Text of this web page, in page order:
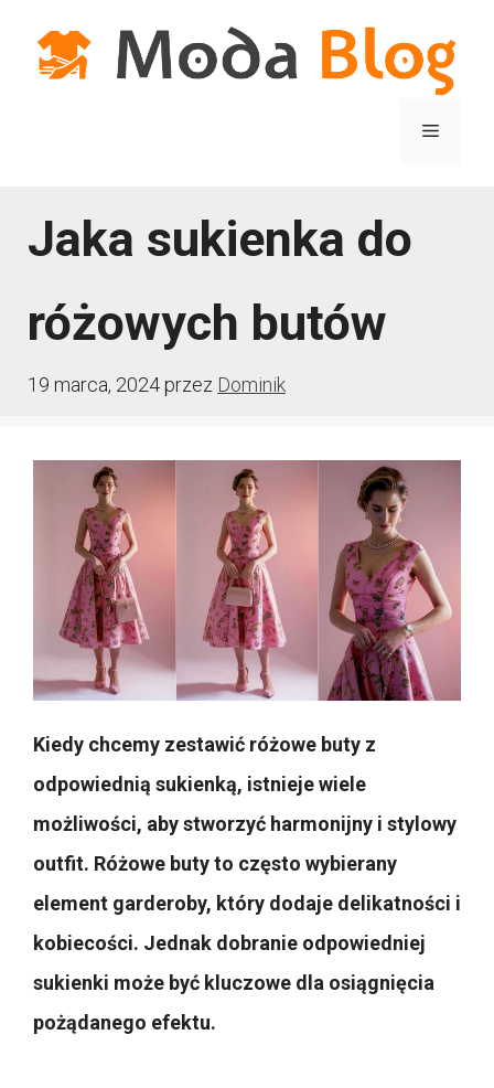
Menu
Jaka sukienka do
różowych butów
19 marca, 2024przez Dominik
Kiedy chcemy zestawić różowe buty z
odpowiednią sukienką, istnieje wiele
możliwości, aby stworzyć harmonijny i stylowy
outfit. Różowe buty to często wybierany
element garderoby, który dodaje delikatności i
kobiecości. Jednak dobranie odpowiedniej
sukienki może być kluczowe dla osiągnięcia
pożądanego efektu.